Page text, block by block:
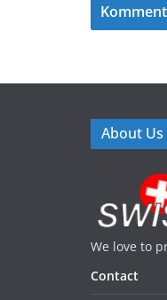
About Us
We love to
Contact